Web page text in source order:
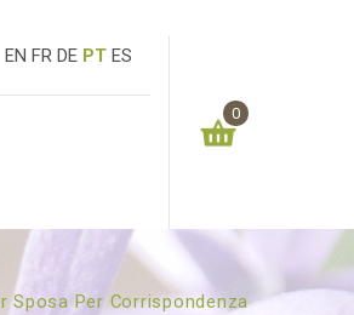
EN FR DE PT ES
0
0.00 €
Sposa Per Corrispondenza